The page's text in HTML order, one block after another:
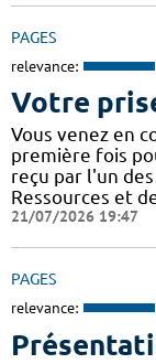
PAGES
relevance:
Votre
Vous venez en
première fois
reçu par l'un
Ressources et
21/07/2026 19:47
PAGES
relevance: